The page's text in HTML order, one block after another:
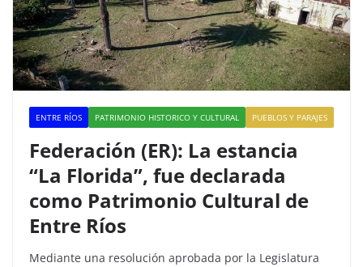
ENTRE RÍOS PATRIMONIO HISTORICO Y CULTURAL PUEBLOS Y PARAJES
Federación (ER): La estancia
“La Florida”, fue declarada
como Patrimonio Cultural de
Entre Ríos
Mediante una resolución aprobada por la Legislatura